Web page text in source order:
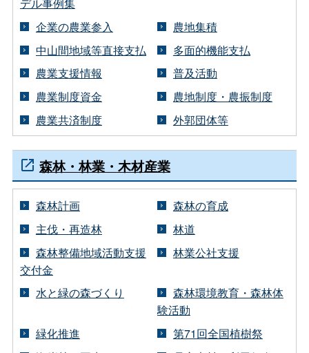
企業の農業参入
農地集積
中山間地域等直接支払
多面的機能支払
農業支援情報
普及活動
農業制度資金
農地制度・農振制度
農業共済制度
外郭団体等
森林・林業・木材産業
森林計画
森林の育成
主伐・再造林
林道
森林整備地域活動支援
交付金
林業公社支援
水と緑の森づくり
森林環境教育・森林体
験活動
緑化推進
第71回全国植樹祭